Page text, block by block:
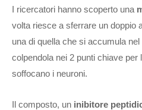
I ricercatori hanno scoperto una
volta riesce a sferrare un doppio
una di quella che si accumula
colpendola nei 2 punti chiave
soffocano i neuroni.
Il composto, un inibitore